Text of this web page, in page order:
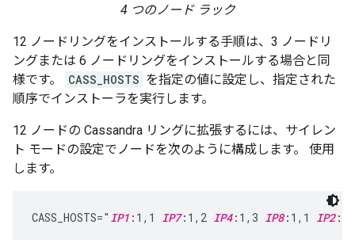
4 つのノード ラック
12 ノードリングをインストールする手順は、3 ノードリ
ングまたは 6 ノードリングをインストールする場合と同
様です。
CASS_HOSTS を指定の値に設定し、指定された
順序でインストーラを実行します。
12 ノードの Cassandra リングに拡張するには、サイレン
ト モードの設定でノードを次のように構成します。 使用
します。
CASS_HOSTS=" IP1 :1,1 IP7:1,2 IP4:1,3 IP8:1,1 IP2